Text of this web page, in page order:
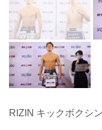
RIZIN キックボクシ